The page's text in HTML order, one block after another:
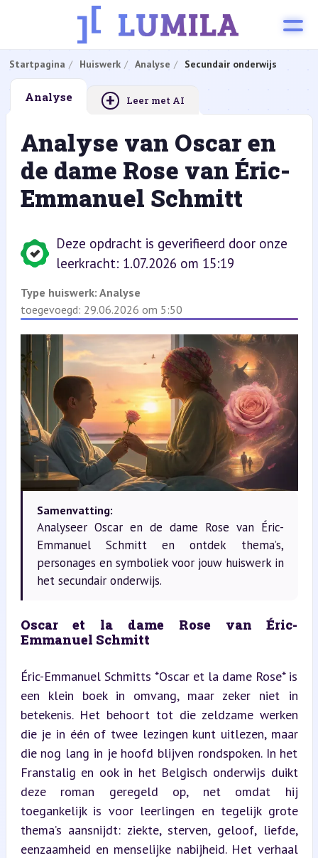
Startpagina Huiswerk Analyse Secundair onderwijs
Analyse + Leer met AI
Analyse van Oscar en
de dame Rose van Éric-
Emmanuel Schmitt
Deze opdracht is geverifieerd door onze
leerkracht: 1.07.2026 om 15:19
Type huiswerk: Analyse
toegevoegd: 29.06.2026 om 5:50
Samenvatting:
Analyseer Oscar en de dame Rose van Éric-
Emmanuel Schmitt en ontdek thema’s,
personages en symboliek voor jouw huiswerk in
het secundair onderwijs.
Oscar et la dame Rose van Éric-
Emmanuel Schmitt
Éric-Emmanuel Schmitts *Oscar et la dame Rose* is
een klein boek in omvang, maar zeker niet in
betekenis. Het behoort tot die zeldzame werken
die je in één of twee lezingen kunt uitlezen, maar
die nog lang in je hoofd blijven rondspoken. In het
Franstalig en ook in het Belgisch onderwijs duikt
deze roman geregeld op, net omdat hij
toegankelijk is voor leerlingen en tegelijk grote
thema’s aansnijdt: ziekte, sterven, geloof, liefde,
eenzaamheid en menselijke nabijheid. Het verhaal